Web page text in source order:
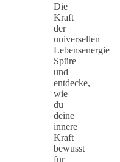
Die
Kraft
der
universellen
Lebensenergie
Spüre
und
entdecke,
wie
du
deine
innere
Kraft
bewusst
für